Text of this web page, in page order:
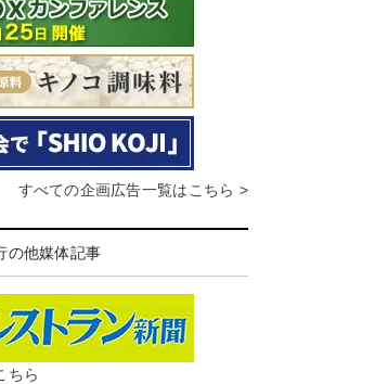
すべての企画広告一覧はこちら >
の他媒体記事
ちら